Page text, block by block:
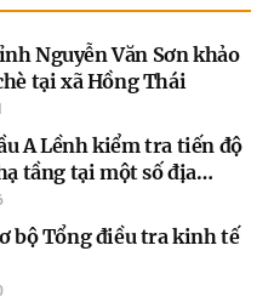
Nguyễn Văn Sơn khảo
tại xã Hồng Thái
A Lềnh kiểm tra tiến độ
tầng tại một số địa
bộ Tổng điều tra kinh tế